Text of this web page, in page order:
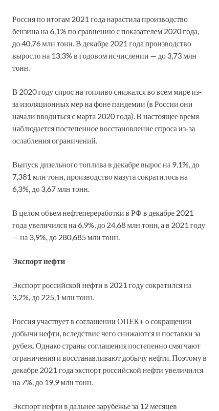
Россия по итогам 2021 года нарастила производство
бензина на 6,1% по сравнению с показателем 2020 года,
до 40,76 млн тонн. В декабре 2021 года производство
выросло на 13,3% в годовом исчислении — до 3,73 млн
тонн.
В 2020 году спрос на топливо снижался во всем мире из-
за изоляционных мер на фоне пандемии (в России они
начали вводиться с марта 2020 года). В настоящее время
наблюдается постепенное восстановление спроса из-за
ослабления ограничений.
Выпуск дизельного топлива в декабре вырос на 9,1%, до
7,381 млн тонн, производство мазута сократилось на
6,3%, до 3,67 млн тонн.
В целом объем нефтепереработки в РФ в декабре 2021
года увеличился на 6,9%, до 24,68 млн тонн, а в 2021 году
— на 3,9%, до 280,685 млн тонн.
Экспорт нефти
Экспорт российской нефти в 2021 году сократился на
3,2%, до 225,1 млн тонн.
Россия участвует в соглашении ОПЕК+ о сокращении
добычи нефти, вследствие чего снижаются и поставки за
рубеж. Однако страны соглашения постепенно смягчают
ограничения и восстанавливают добычу нефти. Поэтому в
декабре 2021 года экспорт российской нефти увеличился
на 7%, до 19,9 млн тонн.
Экспорт нефти в дальнее зарубежье за 12 месяцев